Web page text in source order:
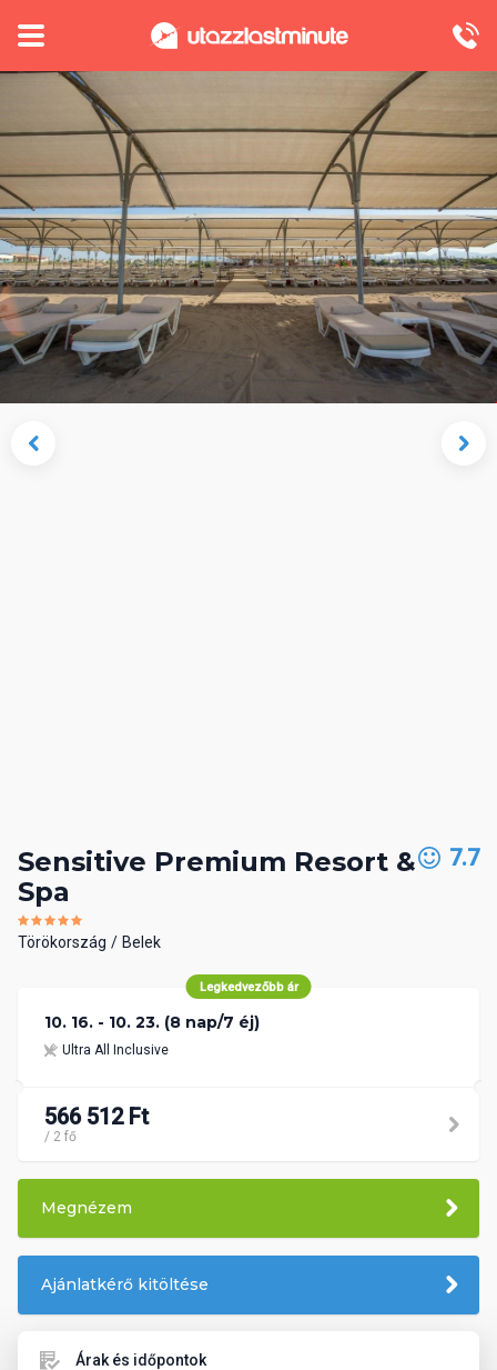
Sensitive Premium Resort &
Spa
Törökország Belek
7.7
Legkedvezőbb ár
10. 16. - 10. 23. (8 nap/7 éj)
Ultra All Inclusive
566 512 Ft
/ 2 fő
Megnézem
Ajánlatkérő kitöltése
Árak és időpontok